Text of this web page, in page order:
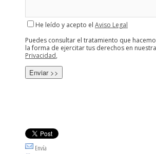
He leído y acepto el Aviso Legal
Puedes consultar el tratamiento que
la forma de ejercitar tus derechos en nuestra
Privacidad,
Envía